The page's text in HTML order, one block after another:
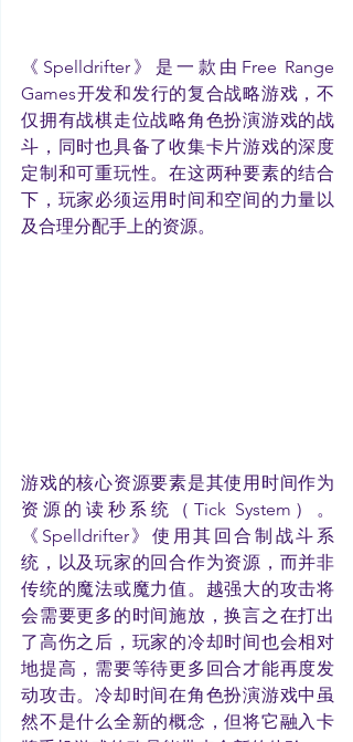
《Spelldrifter》是一款由Free Range
Games开发和发行的复合战略游戏，不
仅拥有战棋走位战略角色扮演游戏的战
斗，同时也具备了收集卡片游戏的深度
定制和可重玩性。在这两种要素的结合
下，玩家必须运用时间和空间的力量以
及合理分配手上的资源。
游戏的核心资源要素是其使用时间作为
资源的读秒系统（Tick System）。
《Spelldrifter》使用其回合制战斗系
统，以及玩家的回合作为资源，而并非
传统的魔法或魔力值。越强大的攻击将
会需要更多的时间施放，换言之在打出
了高伤之后，玩家的冷却时间也会相对
地提高，需要等待更多回合才能再度发
动攻击。冷却时间在角色扮演游戏中虽
然不是什么全新的概念，但将它融入卡